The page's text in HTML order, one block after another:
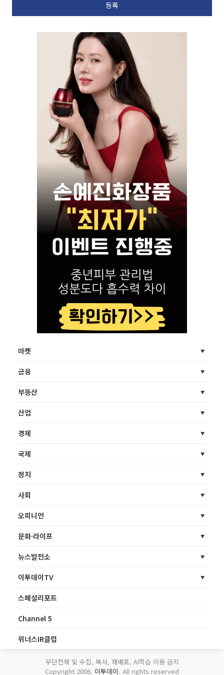
마켓
금융
부동산
산업
경제
국제
정치
사회
오피니언
문화·라이프
뉴스발전소
이투데이TV
스페셜리포트
Channel 5
위너스IR클럽
무단전재 및 수집, 복사, 재배포, AI학습 이용 금지
Copyright 2006. 이투데이. All rights reserved